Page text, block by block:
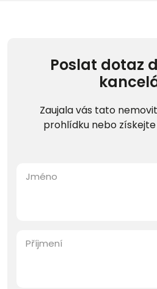
Poslat dotaz
Zaujala vás tato
prohlídku nebo
Jméno
Příjmení